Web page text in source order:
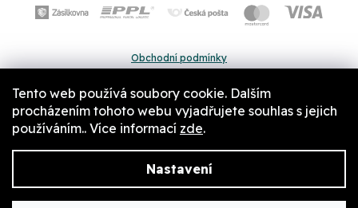
Tento web používá soubory cookie. Dalším
procházením tohoto webu vyjadřujete souhlas s jejich
používáním.. Více informací zde.
Nastavení
Obchodní podmínky
Pravidla a nastavení cookies
Copyright 2026Aurahome.cz. Všechna práva vyhrazena.